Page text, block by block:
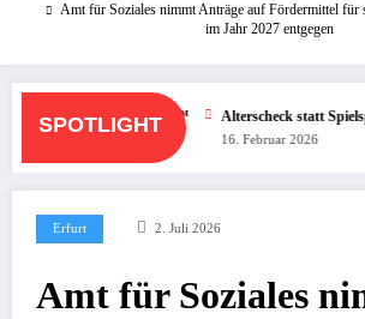
Amt für Soziales nimmt Anträge auf Fördermittel für
im Jahr 2027 entgegen
SPOTLIGHT
Weltmeisterschaft 2026™ Alterscheck statt
16. Februar 2026
Erfurt 2. Juli 2026
Amt für Soziales